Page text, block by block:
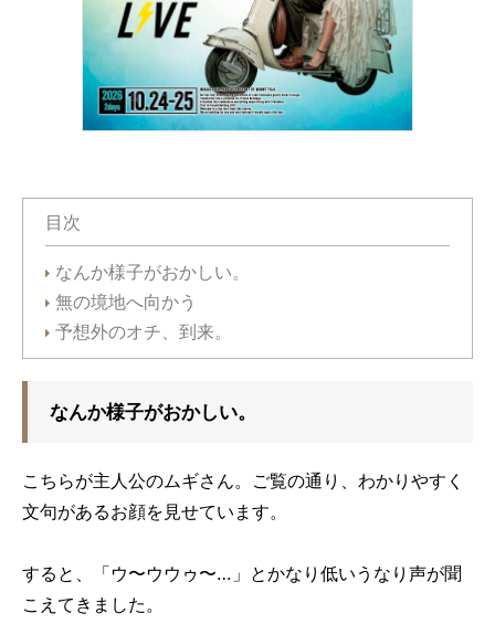
目次
なんか様子がおかしい。
無の境地へ向かう
予想外のオチ、到来。
なんか様子がおかしい。
こちらが主人公のムギさん。ご覧の通り、わかりやすく
文句があるお顔を見せています。
すると、「ウ〜ウウゥ〜…」とかなり低いうなり声が聞
こえてきました。